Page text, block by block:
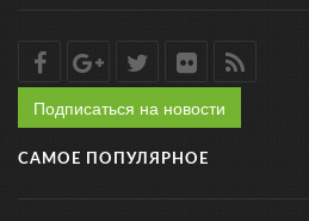
Подписаться на новости
САМОЕ ПОПУЛЯРНОЕ